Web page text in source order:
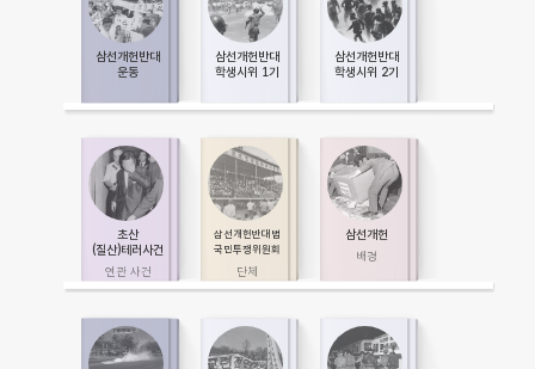
삼선개헌반대
운동
삼선개헌반대
학생시위 1기
삼선개헌반대
학생시위 2기
초산
(질산)테러사건
삼선개헌반대범
국민투쟁위원회
삼선개헌